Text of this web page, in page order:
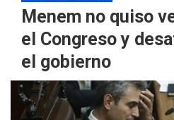
Menem no quiso
el Congreso y
el gobierno